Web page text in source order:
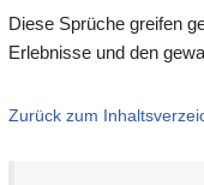
Diese Sprüche greifen
Erlebnisse und den
Zurück zum